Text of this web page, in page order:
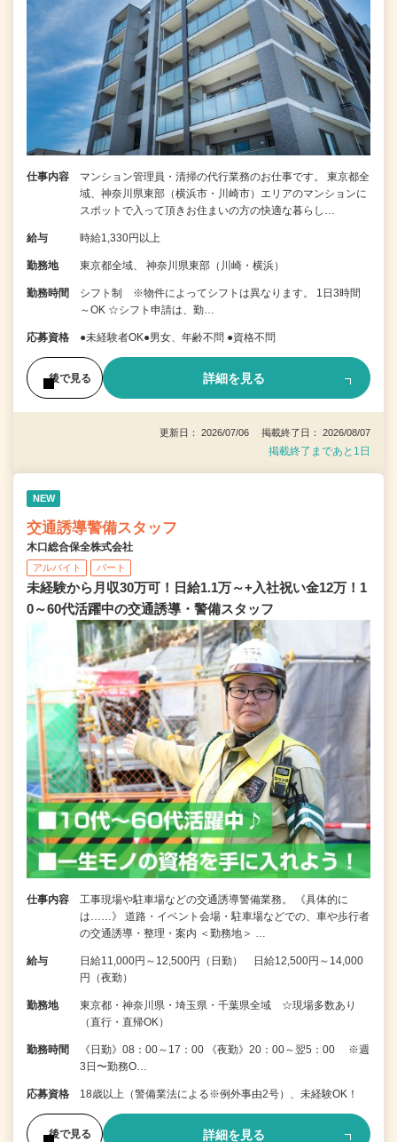
仕事内容
マンション管理員・清掃の代行業務のお仕事です。 東京都全
域、神奈川県東部（横浜市・川崎市）エリアのマンションに
スポットで入って頂きお住まいの方の快適な暮らし…
給与 時給1,330円以上
勤務地 東京都全域、 神奈川県東部（川崎・横浜）
勤務時間
シフト制 ※物件によってシフトは異なります。 1日3時間
～OK ☆シフト申請は、勤…
応募資格 ●未経験者OK●男女、年齢不問 ●資格不問
後で見る 詳細を見る
更新日： 2026/07/06 掲載終了日： 2026/08/07
掲載終了まであと1日
NEW
交通誘導警備スタッフ
木口総合保全株式会社
アルバイト パート
未経験から月収30万可！日給1.1万～+入社祝い金12万！1
0～60代活躍中の交通誘導・警備スタッフ
仕事内容
工事現場や駐車場などの交通誘導警備業務。 《具体的に
は……》 道路・イベント会場・駐車場などでの、車や歩行者
の交通誘導・整理・案内 ＜勤務地＞ …
給与
日給11,000円～12,500円（日勤） 日給12,500円～14,000
円（夜勤）
勤務地
東京都・神奈川県・埼玉県・千葉県全域 ☆現場多数あり
（直行・直帰OK）
勤務時間
《日勤》08：00～17：00 《夜勤》20：00～翌5：00 ※週
3日〜勤務O…
応募資格 18歳以上（警備業法による※例外事由2号）、未経験OK！
後で見る 詳細を見る